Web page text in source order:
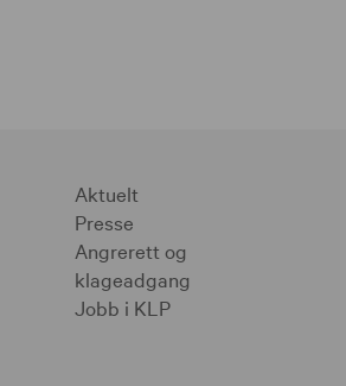
Aktuelt
Presse
Angrerett og
klageadgang
Jobb i KLP